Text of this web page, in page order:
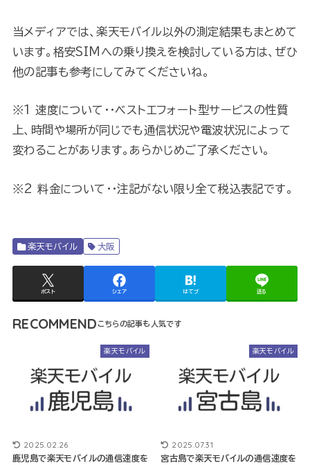
当メディアでは、楽天モバイル以外の測定結果もまとめて
います。格安SIMへの乗り換えを検討している方は、ぜひ
他の記事も参考にしてみてくださいね。
※1 速度について・・ベストエフォート型サービスの性質
上、時間や場所が同じでも通信状況や電波状況によって
変わることがあります。あらかじめご了承ください。
※2 料金について・・注記がない限り全て税込表記です。
楽天モバイル 大阪
ポスト シェア はてブ 送る
RECOMMEND
楽天モバイル
2025.02.26
鹿児島で楽天モバイルの通信速度を
楽天モバイル
2025.07.31
宮古島で楽天モバイルの通信速度を